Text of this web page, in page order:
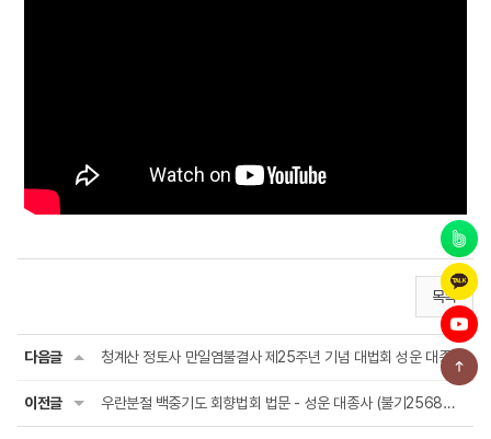
목록
다음글 청계산 정토사 만일염불결사 제25주년 기념 대법회 성운 대종사 법어 (2025년6월6일)
이전글 우란분절 백중기도 회향법회 법문 - 성운 대종사 (불기2568년8월18일)